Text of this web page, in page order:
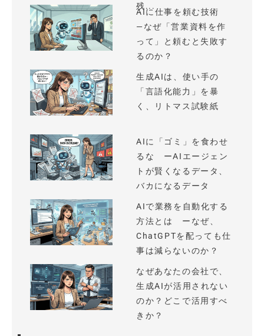
残...
AIに仕事を頼む技術
—なぜ「営業資料を作
って」と頼むと失敗す
るのか？
生成AIは、使い手の
「言語化能力」を暴
く、リトマス試験紙
AIに「ゴミ」を食わせ
るな ーAIエージェン
トが賢くなるデータ、
バカになるデータ
AIで業務を自動化する
方法とは ーなぜ、
ChatGPTを配っても仕
事は減らないのか？
なぜあなたの会社で、
生成AIが活用されない
のか？どこで活用すべ
きか？